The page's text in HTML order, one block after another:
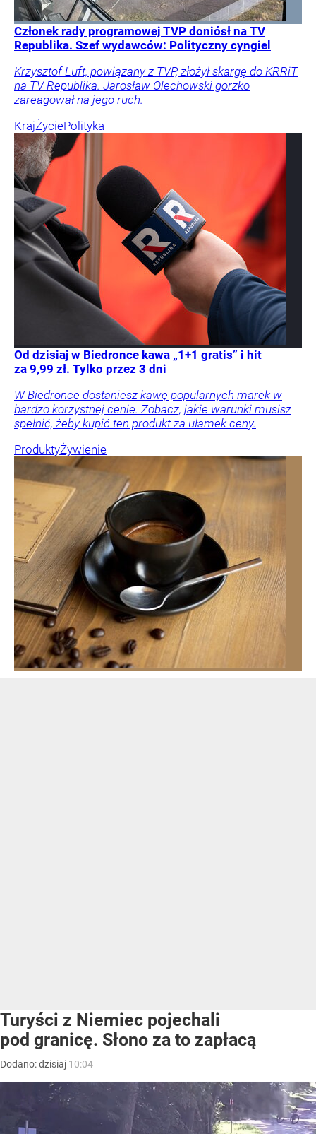
Członek rady programowej TVP doniósł na TV
Republika. Szef wydawców: Polityczny cyngiel
Krzysztof Luft, powiązany z TVP, złożył skargę do KRRiT
na TV Republika. Jarosław Olechowski gorzko
zareagował na jego ruch.
KrajŻyciePolityka
Od dzisiaj w Biedronce kawa „1+1 gratis” i hit
za 9,99 zł. Tylko przez 3 dni
W Biedronce dostaniesz kawę popularnych marek w
bardzo korzystnej cenie. Zobacz, jakie warunki musisz
spełnić, żeby kupić ten produkt za ułamek ceny.
ProduktyŻywienie
Turyści z Niemiec pojechali
pod granicę. Słono za to zapłacą
Dodano:dzisiaj 10:04